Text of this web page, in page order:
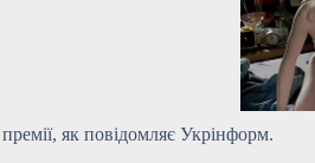
премії, як повідомляє Укрінформ.